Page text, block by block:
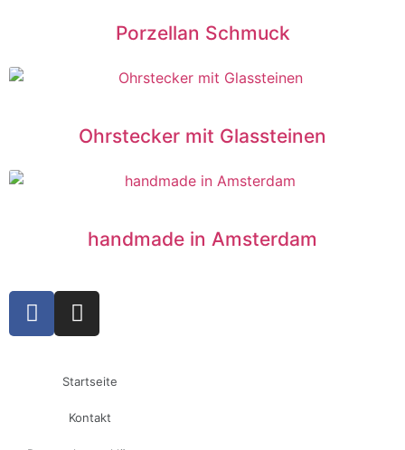
Porzellan Schmuck
Ohrstecker mit Glassteinen
handmade in Amsterdam
Startseite
Kontakt